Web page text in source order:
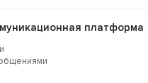
платформа